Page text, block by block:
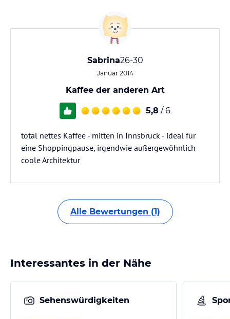
Sabrina26-30
Januar 2014
Kaffee der anderen Art
5,8 / 6
total nettes Kaffee - mitten in Innsbruck - ideal für
eine Shoppingpause, irgendwie außergewöhnlich
coole Architektur
Alle Bewertungen (1)
Interessantes in der Nähe
Sehenswürdigkeiten